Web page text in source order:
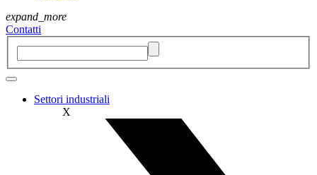
expand_more
Contatti
Settori industriali
X